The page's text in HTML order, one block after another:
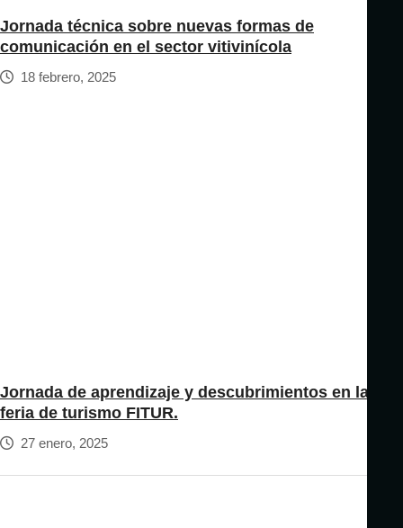
Jornada técnica sobre nuevas formas de
comunicación en el sector vitivinícola
18 febrero, 2025
Jornada de aprendizaje y descubrimientos en la
feria de turismo FITUR.
27 enero, 2025